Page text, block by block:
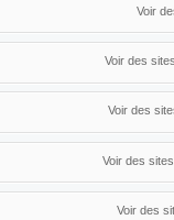
Voir
Voir des
Voir des
Voir des
Voir des